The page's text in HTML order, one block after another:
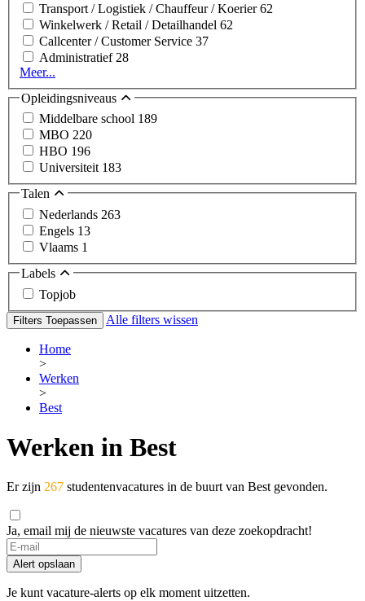
Transport / Logistiek / Chauffeur / Koerier62
Winkelwerk / Retail / Detailhandel 62
Callcenter / Customer Service 37
Administratief 28
Meer...
Opleidingsniveaus
Middelbare school 189
MBO 220
HBO 196
Universiteit 183
Talen
Nederlands 263
Engels 13
Vlaams 1
Labels
Topjob
Filters Toepassen Alle filters wissen
Home
>
Werken
>
Best
Werken in Best
Er zijn 267 studentenvacatures in de buurt van Best gevonden.
Ja, email mij de nieuwste vacatures van deze zoekopdracht!
If
you
are
a
Alert opslaan
Je kunt vacature-alerts op elk moment uitzetten.